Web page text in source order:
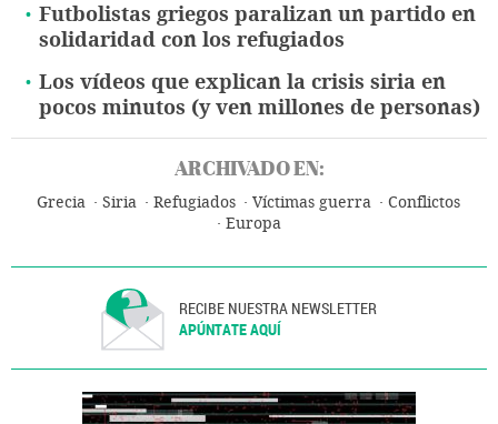
Futbolistas griegos paralizan un partido en
solidaridad con los refugiados
Los vídeos que explican la crisis siria en
pocos minutos (y ven millones de personas)
ARCHIVADO EN:
Grecia Siria Refugiados Víctimas guerra
Conflictos
Europa
RECIBE NUESTRA NEWSLETTER
APÚNTATE AQUÍ